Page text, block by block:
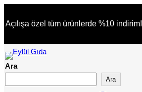
geç
Açılışa özel tüm ürünlerde %10 indirim!
Ara
Ara